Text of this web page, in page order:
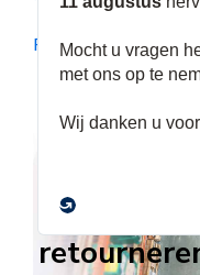
RMA - Warranty
Een